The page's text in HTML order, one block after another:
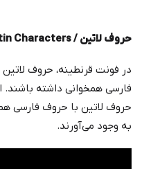
حروف لاتین /Characters
در فونت قرنطینه، حروف
فارسی همخوانی داشته باشند.
حروف لاتین با حروف فارسی
به وجود می‌آورند.